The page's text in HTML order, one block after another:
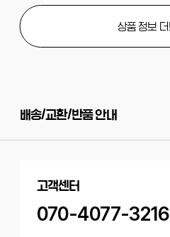
배송/교환/반품 안내
고객센터
070-4077-3216